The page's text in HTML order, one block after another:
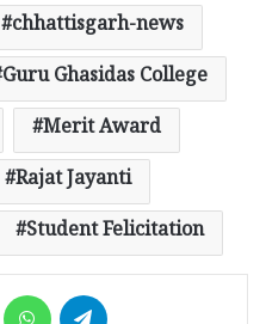
chhattisgarh-news
Guru Ghasidas College
Merit Award
Rajat Jayanti
Student Felicitation
WhatsApp